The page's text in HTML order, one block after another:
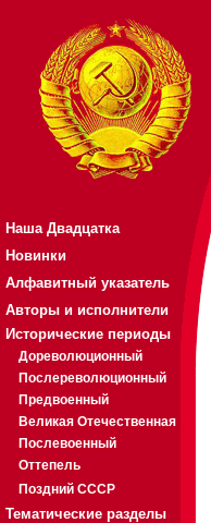
Наша Двадцатка
Новинки
Алфавитный указатель
Авторы и исполнители
Исторические периоды
Дореволюционный
Послереволюционный
Предвоенный
Великая Отечественная
Послевоенный
Оттепель
Поздний СССР
Тематические разделы